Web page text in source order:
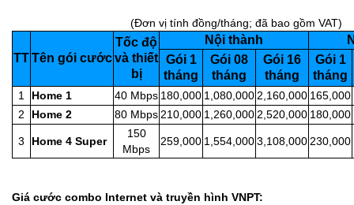
(Đơn vị tính đồng/tháng; đã bao gồm VAT)
TTTên gói cước
Tốc độ
và thiết
bị
Nội thành
Gói 1
tháng
Gói 08
tháng
Gói 16
tháng
Gói 1
tháng
1 Home 1 40 Mbps 180,000 1,080,0002,160,000 165,000
2
Home 2 80 Mbps210,000 1,260,0002,520,000 180,000
3 Home 4 Super
150
Mbps
259,000 1,554,0003,108,000230,000
Giá cước combo Internet và truyền hình VNPT: